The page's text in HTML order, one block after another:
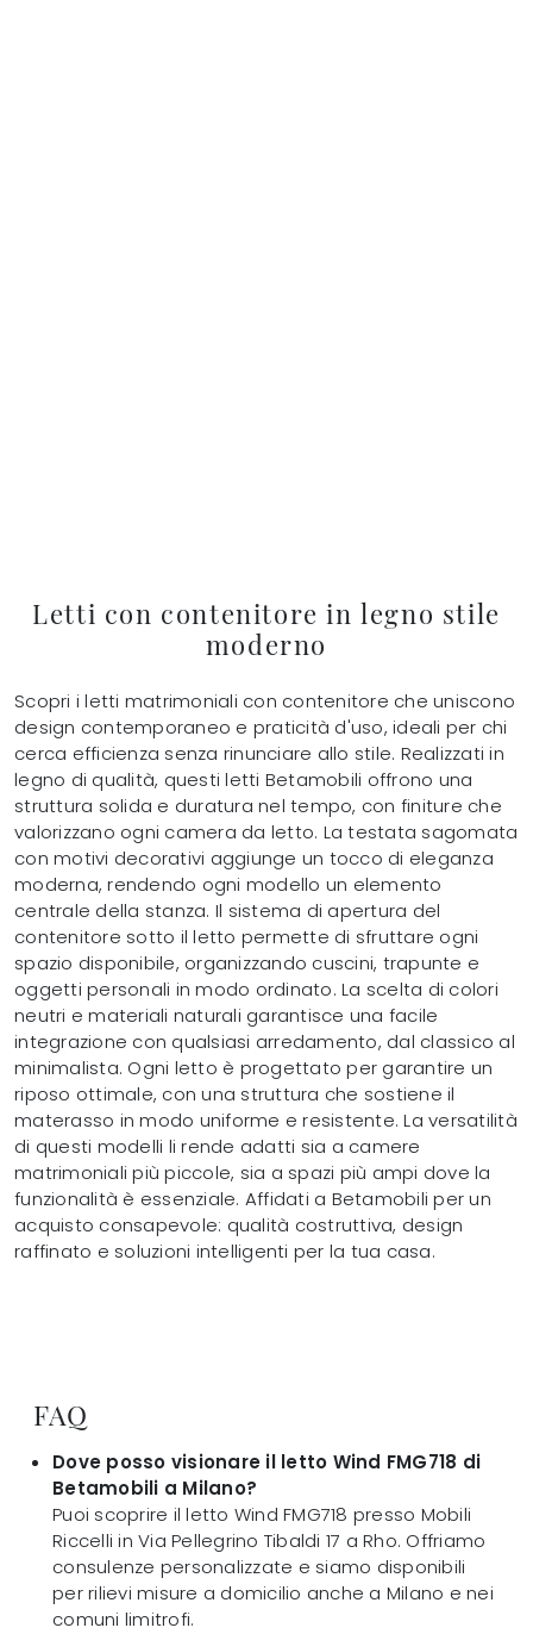
Letti con contenitore in legno stile
moderno
Scopri i letti matrimoniali con contenitore che uniscono
design contemporaneo e praticità d'uso, ideali per chi
cerca efficienza senza rinunciare allo stile. Realizzati in
legno di qualità, questi letti Betamobili offrono una
struttura solida e duratura nel tempo, con finiture che
valorizzano ogni camera da letto. La testata sagomata
con motivi decorativi aggiunge un tocco di eleganza
moderna, rendendo ogni modello un elemento
centrale della stanza. Il sistema di apertura del
contenitore sotto il letto permette di sfruttare ogni
spazio disponibile, organizzando cuscini, trapunte e
oggetti personali in modo ordinato. La scelta di colori
neutri e materiali naturali garantisce una facile
integrazione con qualsiasi arredamento, dal classico al
minimalista. Ogni letto è progettato per garantire un
riposo ottimale, con una struttura che sostiene il
materasso in modo uniforme e resistente. La versatilità
di questi modelli li rende adatti sia a camere
matrimoniali più piccole, sia a spazi più ampi dove la
funzionalità è essenziale. Affidati a Betamobili per un
acquisto consapevole: qualità costruttiva, design
raffinato e soluzioni intelligenti per la tua casa.
FAQ
Dove posso visionare il letto Wind FMG718 di
Betamobili a Milano?
Puoi scoprire il letto Wind FMG718 presso Mobili
Riccelli in Via Pellegrino Tibaldi 17 a Rho. Offriamo
consulenze personalizzate e siamo disponibili
per rilievi misure a domicilio anche a Milano e nei
comuni limitrofi.